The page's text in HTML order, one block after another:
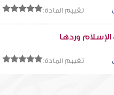
تقييم المادة:
وردها
تقييم المادة: